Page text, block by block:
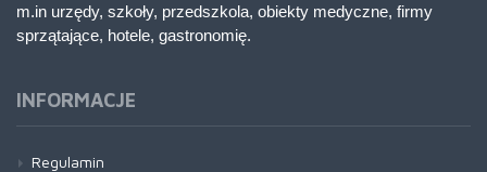
m.in urzędy, szkoły, przedszkola, obiekty medyczne, firmy
sprzątające, hotele, gastronomię.
INFORMACJE
Regulamin